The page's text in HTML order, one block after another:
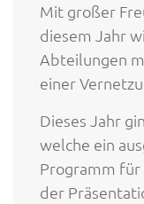
Mit großer
diesem Jahr
Abteilungen
einer
Dieses Jahr
welche ein
Programm
der